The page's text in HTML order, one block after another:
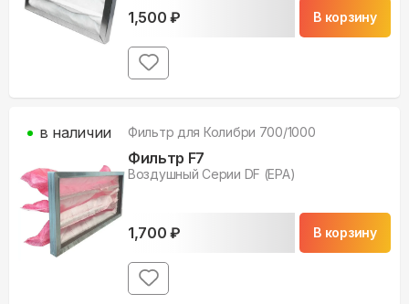
1,500 ₽ В корзину
Фильтр для Колибри 700/1000
Фильтр F7
Воздушный Серии DF (EPA)
1,700 ₽ В корзину
в наличии